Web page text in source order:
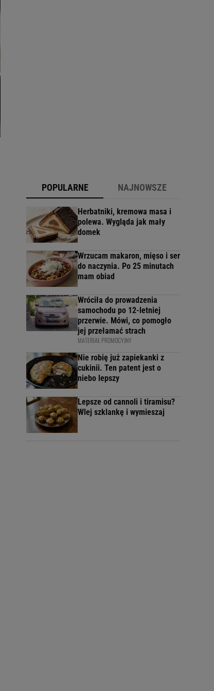
POPULARNE NAJNOWSZE
Herbatniki, kremowa masa i
polewa. Wygląda jak mały
domek
Wrzucam makaron, mięso i ser
do naczynia. Po 25 minutach
mam obiad
Wróciła do prowadzenia
samochodu po 12-letniej
przerwie. Mówi, co pomogło
jej przełamać strach
MATERIAŁ PROMOCYJNY
Nie robię już zapiekanki z
cukinii. Ten patent jest o
niebo lepszy
Lepsze od cannoli i tiramisu?
Wlej szklankę i wymieszaj